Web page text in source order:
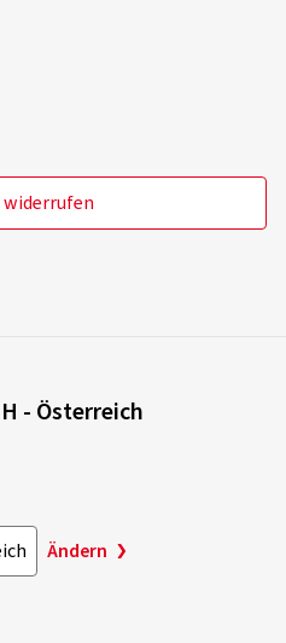
- Österreich
Ändern